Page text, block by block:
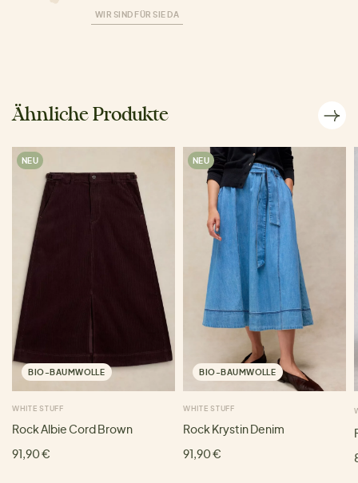
WIR SIND FÜR SIE DA
Ähnliche Produkte
NEU
BIO-BAUMWOLLE
WHITE STUFF
Rock Albie Cord Brown
91,90 €
NEU
BIO-BAUMWOLLE
WHITE STUFF
Rock Krystin Denim
91,90 €